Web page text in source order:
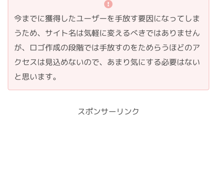
今までに獲得したユーザーを手放す要因になってしま
うため、サイト名は気軽に変えるべきではありません
が、ロゴ作成の段階では手放すのをためらうほどのア
クセスは見込めないので、あまり気にする必要はない
と思います。
スポンサーリンク